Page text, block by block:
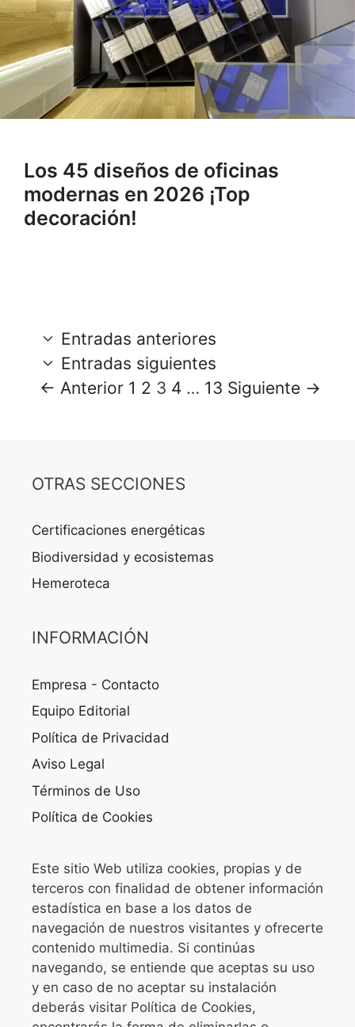
Los 45 diseños de oficinas
modernas en 2026 ¡Top
decoración!
Entradas anteriores
Entradas siguientes
← Anterior Página
1 Página
2 Página
3 Página
4 … Página
13 Siguiente →
OTRAS SECCIONES
Certificaciones energéticas
Biodiversidad y ecosistemas
Hemeroteca
INFORMACIÓN
Empresa - Contacto
Equipo Editorial
Política de Privacidad
Aviso Legal
Términos de Uso
Política de Cookies
Este sitio Web utiliza cookies, propias y de
terceros con finalidad de obtener información
estadística en base a los datos de
navegación de nuestros visitantes y ofrecerte
contenido multimedia. Si continúas
navegando, se entiende que aceptas su uso
y en caso de no aceptar su instalación
deberás visitar Política de Cookies,